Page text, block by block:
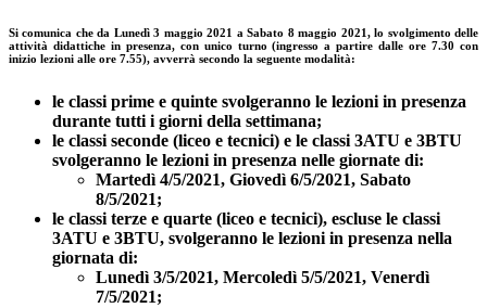
Si comunica cheda Lunedì 3 maggio 2021 a Sabato 8 maggio 2021, lo svolgimento delle
attività didattiche in presenza, con unico turno (ingresso a partire dalle ore 7.30 con
inizio lezioni alle ore 7.55), avverrà secondo la seguente modalità:
le classi prime e quinte svolgeranno le lezioni in presenza
durante tutti i giorni della settimana;
le classi seconde (liceo e tecnici) e le classi 3ATU e 3BTU
svolgeranno le lezioni in presenza nelle giornate di:
Martedì 4/5/2021, Giovedì 6/5/2021, Sabato
8/5/2021;
le classi terze e quarte (liceo e tecnici), escluse le classi
3ATU e 3BTU, svolgeranno le lezioni in presenza nella
giornata di:
Lunedì 3/5/2021, Mercoledì 5/5/2021, Venerdì
7/5/2021;